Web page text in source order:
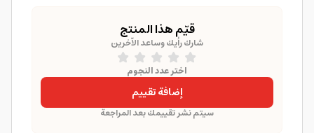
قيّم هذا المنتج
شارك رأيك وساعد الآخرين
اختر عدد النجوم
إضافة تقييم
سيتم نشر تقييمك بعد المراجعة